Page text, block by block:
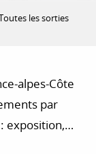
les sorties
alpes-Côte
par
exposition,